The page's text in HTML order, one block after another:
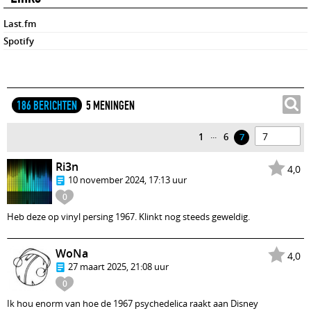
Last.fm
Spotify
186 BERICHTEN 5 MENINGEN
1 ... 6 7
4,0
0
Ri3n
10 november 2024, 17:13 uur
Heb deze op vinyl persing 1967. Klinkt nog steeds geweldig.
4,0
0
WoNa
27 maart 2025, 21:08 uur
Ik hou enorm van hoe de 1967 psychedelica raakt aan Disney